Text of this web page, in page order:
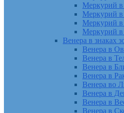
Меркурий в
Меркурий в
Меркурий в
Меркурий
Венера в знаках
Венера в
Венера в
Венера в
Венера в
Венера во
Венера в
Венера в
Венера в